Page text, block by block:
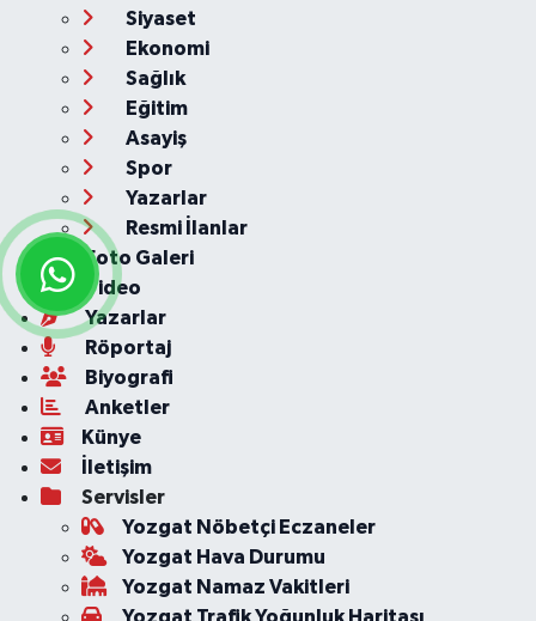
Siyaset
Ekonomi
Sağlık
Eğitim
Asayiş
Spor
Yazarlar
Resmi İlanlar
Foto Galeri
Video
Yazarlar
Röportaj
Biyografi
Anketler
Künye
İletişim
Servisler
Yozgat Nöbetçi Eczaneler
Yozgat Hava Durumu
Yozgat Namaz Vakitleri
Yozgat Trafik Yoğunluk Haritası